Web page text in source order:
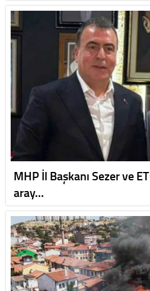
MHP İl Başkanı Sezer ve
aray…